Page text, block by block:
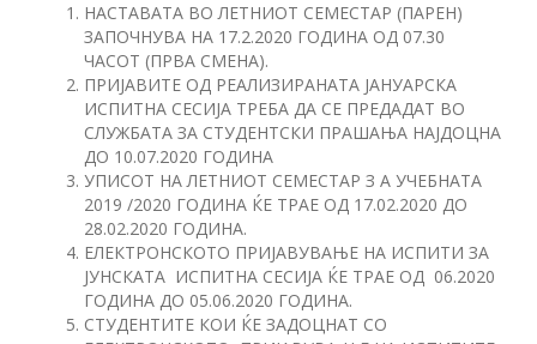
НАСТАВАТА ВО ЛЕТНИОТ СЕМЕСТАР (ПАРЕН)
ЗАПОЧНУВА НА 17.2.2020 ГОДИНА ОД 07.30
ЧАСОТ (ПРВА СМЕНА).
ПРИЈАВИТЕ ОД РЕАЛИЗИРАНАТА ЈАНУАРСКА
ИСПИТНА СЕСИЈА ТРЕБА ДА СЕ ПРЕДАДАТ ВО
СЛУЖБАТА ЗА СТУДЕНТСКИ ПРАШАЊА НАЈДОЦНА
ДО 10.07.2020 ГОДИНА
УПИСОТ НА ЛЕТНИОТ СЕМЕСТАР З А УЧЕБНАТА
2019 /2020 ГОДИНА ЌЕ ТРАЕ ОД 17.02.2020 ДО
28.02.2020 ГОДИНА.
ЕЛЕКТРОНСКОТО ПРИЈАВУВАЊЕ НА ИСПИТИ ЗА
ЈУНСКАТА ИСПИТНА СЕСИЈА ЌЕ ТРАЕ ОД 06.2020
ГОДИНА ДО 05.06.2020 ГОДИНА.
СТУДЕНТИТЕ КОИ ЌЕ ЗАДОЦНАТ СО